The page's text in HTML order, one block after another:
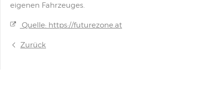
eigenen Fahrzeuges.
Quelle: https://futurezone.at
Zurück